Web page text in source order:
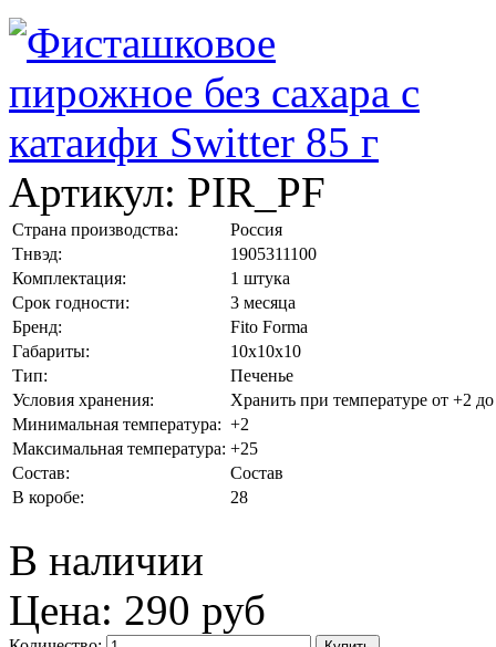
Артикул: PIR_PF
Страна производства:
Россия
Тнвэд:
1905311100
Комплектация:
1 штука
Срок годности:
3 месяца
Бренд:
Fito Forma
Габариты:
10x10x10
Тип:
Печенье
Условия хранения:
Хранить при температуре от +2
Минимальная температура: +2
Максимальная температура: +25
Состав:
Состав
В коробе:
28
В наличии
Цена: 290 руб